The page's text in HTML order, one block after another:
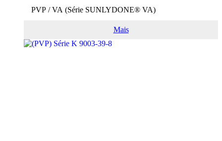
PVP / VA (Série SUNLYDONE® VA)
Mais